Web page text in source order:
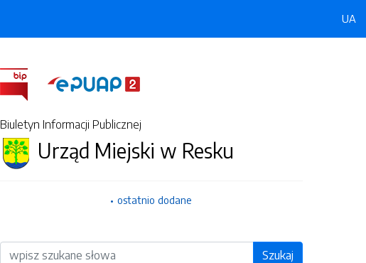
UA
Biuletyn Informacji Publicznej
Urząd Miejski w Resku
ostatnio dodane
Wyszukiwarka Szukaj